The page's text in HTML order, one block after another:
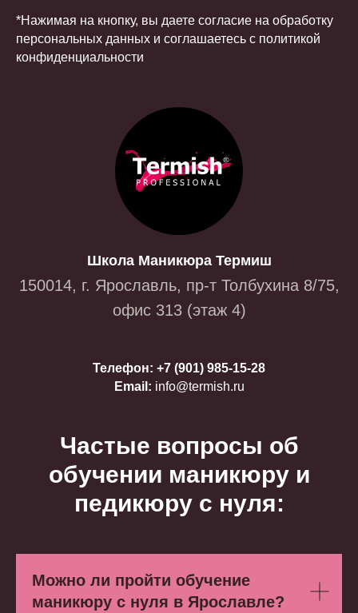
*Нажимая на кнопку, вы даете согласие на обработку
персональных данных и соглашаетесь c политикой
конфиденциальности
Школа Маникюра Термиш
150014, г. Ярославль, пр-т Толбухина 8/75,
офис 313 (этаж 4)
Телефон: +7 (901) 985-15-28
Email: info@termish.ru
Частые вопросы об
обучении маникюру и
педикюру с нуля:
Можно ли пройти обучение
маникюру с нуля в Ярославле?